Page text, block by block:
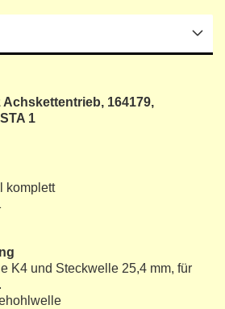
Achskettentrieb, 164179,
1
komplett
K4 und Steckwelle 25,4 mm, für